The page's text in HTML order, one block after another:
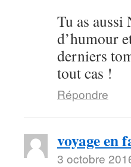
Tu as
d’humour
derniers
tout cas !
Répondre
voyage en
3 octobre